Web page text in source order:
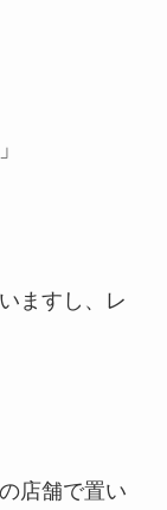
」
ますし、レ
店舗で置い